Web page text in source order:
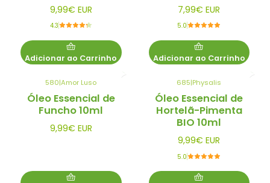
9,99€ EUR
4.3
Adicionar ao Carrinho
7,99€ EUR
5.0
Adicionar ao Carrinho
580|Amor Luso
Óleo Essencial de
Funcho 10ml
9,99€ EUR
685|Physalis
Óleo Essencial de
Hortelã-Pimenta
BIO 10ml
9,99€ EUR
5.0